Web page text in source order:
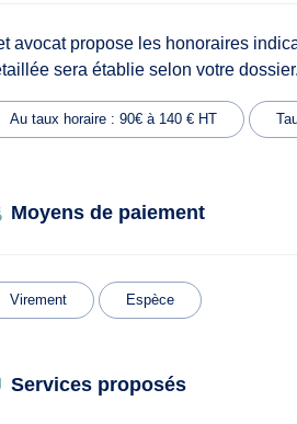
avocat propose les honoraires
sera établie selon votre dossier.
Au taux horaire : 90€ à 140 € HT
Moyens de paiement
Virement Espèce
Services proposés